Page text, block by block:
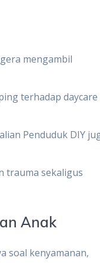
mengambil
terhadap daycare
Penduduk DIY
trauma sekaligus
Anak
soal kenyamanan,